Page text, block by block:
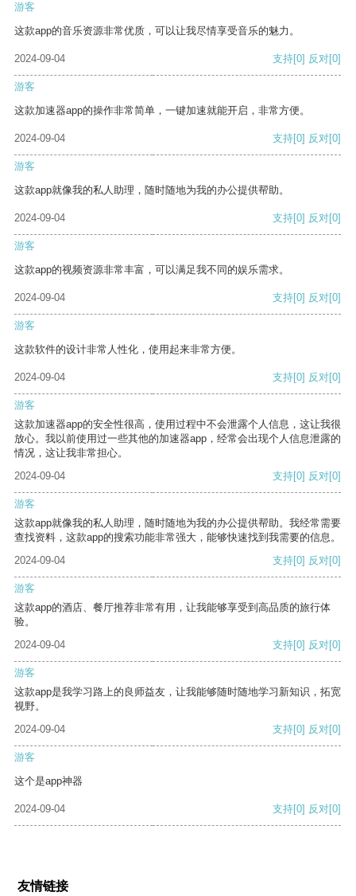
游客
这款app的音乐资源非常优质，可以让我尽情享受音乐的魅力。
2024-09-04 支持[0] 反对[0]
游客
这款加速器app的操作非常简单，一键加速就能开启，非常方便。
2024-09-04 支持[0] 反对[0]
游客
这款app就像我的私人助理，随时随地为我的办公提供帮助。
2024-09-04 支持[0] 反对[0]
游客
这款app的视频资源非常丰富，可以满足我不同的娱乐需求。
2024-09-04 支持[0] 反对[0]
游客
这款软件的设计非常人性化，使用起来非常方便。
2024-09-04 支持[0] 反对[0]
游客
这款加速器app的安全性很高，使用过程中不会泄露个人信息，这让我很
放心。我以前使用过一些其他的加速器app，经常会出现个人信息泄露的
情况，这让我非常担心。
2024-09-04
支持[0] 反对[0]
游客
这款app就像我的私人助理，随时随地为我的办公提供帮助。我经常需要
查找资料，这款app的搜索功能非常强大，能够快速找到我需要的信息。
2024-09-04
支持[0] 反对[0]
游客
这款app的酒店、餐厅推荐非常有用，让我能够享受到高品质的旅行体
验。
2024-09-04
支持[0] 反对[0]
游客
这款app是我学习路上的良师益友，让我能够随时随地学习新知识，拓宽
视野。
2024-09-04
支持[0] 反对[0]
游客
这个是app神器
2024-09-04 支持[0] 反对[0]
友情链接